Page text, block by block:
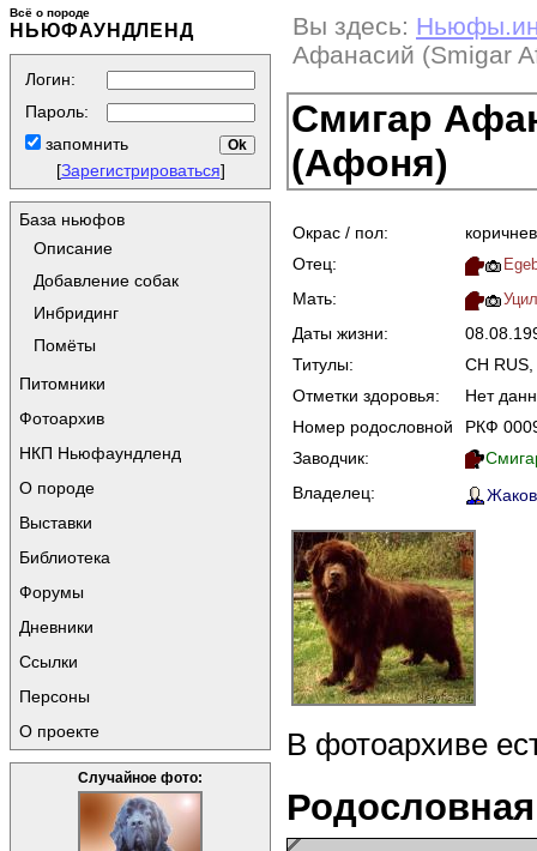
Всё о породе
НЬЮФАУНДЛЕНД
Логин:
Пароль:
запомнить
[Зарегистрироваться]
База ньюфов
Описание
Добавление собак
Инбридинг
Помёты
Питомники
Фотоархив
НКП Ньюфаундленд
О породе
Выставки
Библиотека
Форумы
Дневники
Ссылки
Персоны
О проекте
Случайное фото:
Вы здесь:
Афанасий (Smigar
Смигар
(Афоня)
Окрас / пол:
Отец:
Мать:
Даты жизни:
Титулы:
CH
Отметки здоровья:
Нет
Номер родословной
РКФ
Заводчик:
Владелец:
В фотоархиве
Родословная